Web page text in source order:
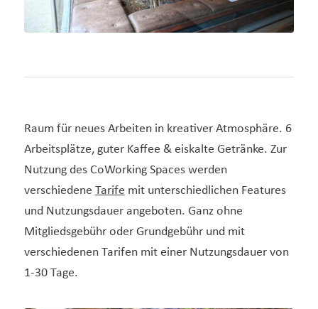
Raum für neues Arbeiten in kreativer Atmosphäre. 6
Arbeitsplätze, guter Kaffee & eiskalte Getränke. Zur
Nutzung des CoWorking Spaces werden
verschiedene Tarife mit unterschiedlichen Features
und Nutzungsdauer angeboten. Ganz ohne
Mitgliedsgebühr oder Grundgebühr und mit
verschiedenen Tarifen mit einer Nutzungsdauer von
1-30 Tage.